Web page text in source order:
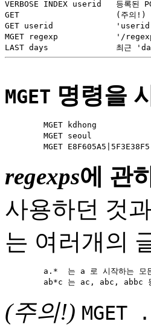
VERBOSE INDEX userid   등록된
GET                    (주의!) 등록
GET userid             'userid' 의
MGET regexp            '/regexp/'
MGET 명령을
MGET kdhong
MGET seoul
regexps에 관
사용하던 것
는 여러개의
(주의!) MGET